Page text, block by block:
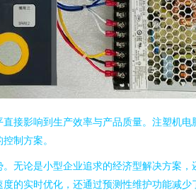
接影响到生产效率与产品质量。注塑机
制方案。
无论是小型企业追求的经济型解决方案
实时优化，还通过预测性维护功能减少